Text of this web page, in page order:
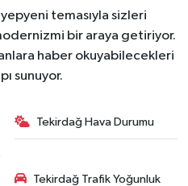
temasıyla sizleri
bir araya getiriyor.
haber okuyabilecekleri
sunuyor.
Tekirdağ Hava Durumu
Tekirdağ Trafik Yoğunluk